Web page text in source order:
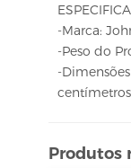
-Marca:
-Peso do
-
Produtos